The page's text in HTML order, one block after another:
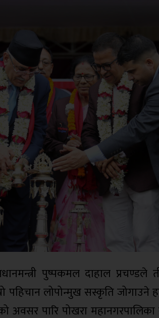
पुष्पकमल दाहाल प्रचण्डले
पहिचान लोपोन्मुख सस्कृति जोगाउने
अवसर पारि पोखरा महानगरपालिका